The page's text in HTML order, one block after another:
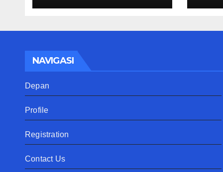
NAVIGASI
Depan
Profile
Registration
Contact Us